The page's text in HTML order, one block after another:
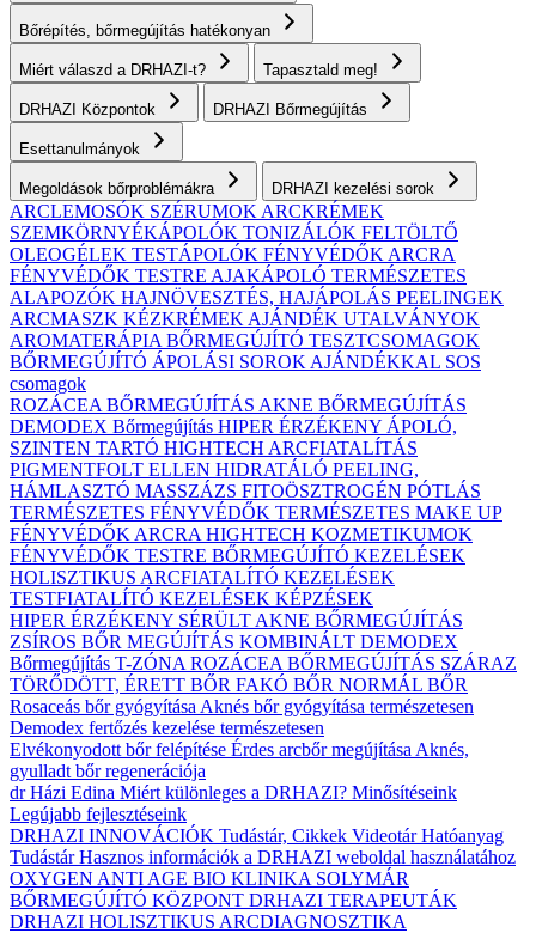
Bőrépítés, bőrmegújítás hatékonyan
Miért válaszd a DRHAZI-t? Tapasztald meg!
DRHAZI Központok DRHAZI Bőrmegújítás
Esettanulmányok
Megoldások bőrproblémákra DRHAZI kezelési sorok
ARCLEMOSÓK SZÉRUMOK ARCKRÉMEK
SZEMKÖRNYÉKÁPOLÓK TONIZÁLÓK FELTÖLTŐ
OLEOGÉLEK TESTÁPOLÓK FÉNYVÉDŐK ARCRA
FÉNYVÉDŐK TESTRE AJAKÁPOLÓ TERMÉSZETES
ALAPOZÓK HAJNÖVESZTÉS, HAJÁPOLÁS PEELINGEK
ARCMASZK KÉZKRÉMEK AJÁNDÉK UTALVÁNYOK
AROMATERÁPIA BŐRMEGÚJÍTÓ TESZTCSOMAGOK
BŐRMEGÚJÍTÓ ÁPOLÁSI SOROK AJÁNDÉKKAL SOS
csomagok
ROZÁCEA BŐRMEGÚJÍTÁS AKNE BŐRMEGÚJÍTÁS
DEMODEX Bőrmegújítás HIPER ÉRZÉKENY ÁPOLÓ,
SZINTEN TARTÓ HIGHTECH ARCFIATALÍTÁS
PIGMENTFOLT ELLEN HIDRATÁLÓ PEELING,
HÁMLASZTÓ MASSZÁZS FITOÖSZTROGÉN PÓTLÁS
TERMÉSZETES FÉNYVÉDŐK TERMÉSZETES MAKE UP
FÉNYVÉDŐK ARCRA HIGHTECH KOZMETIKUMOK
FÉNYVÉDŐK TESTRE BŐRMEGÚJÍTÓ KEZELÉSEK
HOLISZTIKUS ARCFIATALÍTÓ KEZELÉSEK
TESTFIATALÍTÓ KEZELÉSEK KÉPZÉSEK
HIPER ÉRZÉKENY SÉRÜLT AKNE BŐRMEGÚJÍTÁS
ZSÍROS BŐR MEGÚJÍTÁS KOMBINÁLT DEMODEX
Bőrmegújítás T-ZÓNA ROZÁCEA BŐRMEGÚJÍTÁS SZÁRAZ
TÖRŐDÖTT, ÉRETT BŐR FAKÓ BŐR NORMÁL BŐR
Rosaceás bőr gyógyítása Aknés bőr gyógyítása természetesen
Demodex fertőzés kezelése természetesen
Elvékonyodott bőr felépítése Érdes arcbőr megújítása Aknés,
gyulladt bőr regenerációja
dr Házi Edina Miért különleges a DRHAZI? Minősítéseink
Legújabb fejlesztéseink
DRHAZI INNOVÁCIÓK Tudástár, Cikkek VideotárHatóanyag
TudástárHasznos információk a DRHAZI weboldal használatához
OXYGEN ANTI AGE BIO KLINIKA SOLYMÁR
BŐRMEGÚJÍTÓ KÖZPONT DRHAZI TERAPEUTÁK
DRHAZI HOLISZTIKUS ARCDIAGNOSZTIKA